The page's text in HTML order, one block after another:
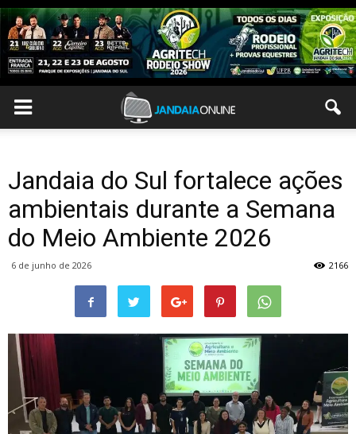
Jandaia do Sul fortalece ações
ambientais durante a Semana
do Meio Ambiente 2026
6 de junho de 2026 2166